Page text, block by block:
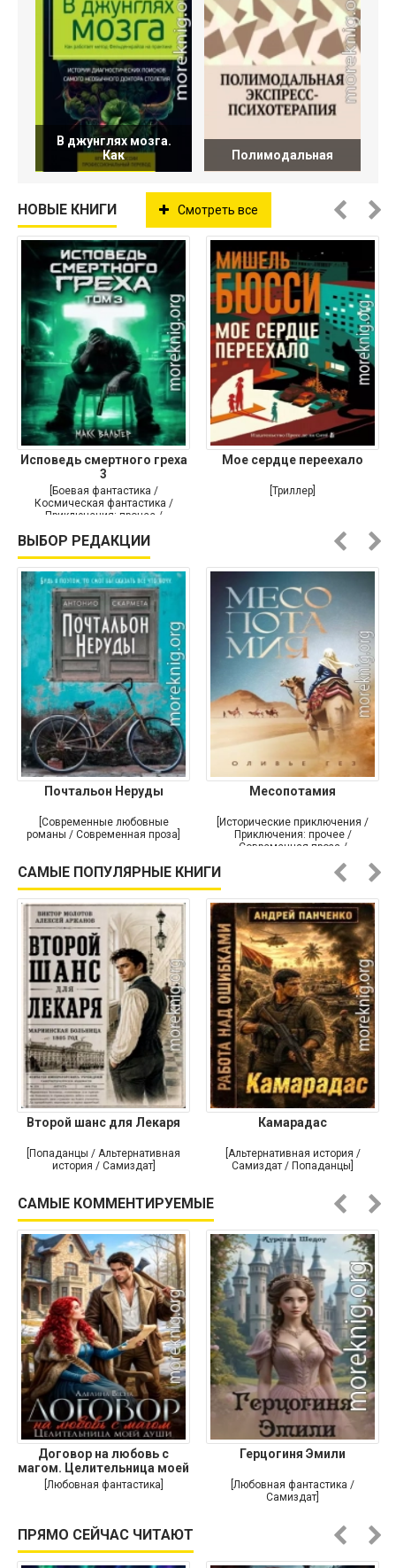
В джунглях мозга.
Как
Полимодальная
НОВЫЕ КНИГИ Смотреть все
Исповедь смертного греха
3
[Боевая фантастика /
Космическая фантастика /
Приключения: прочее /
Мое сердце переехало
[Триллер]
ВЫБОР РЕДАКЦИИ
Почтальон Неруды
[Современные любовные
романы / Современная проза]
Месопотамия
[Исторические приключения /
Приключения: прочее /
Современная проза /
САМЫЕ ПОПУЛЯРНЫЕ КНИГИ
Второй шанс для Лекаря
[Попаданцы / Альтернативная
история / Самиздат]
Камарадас
[Альтернативная история /
Самиздат / Попаданцы]
САМЫЕ КОММЕНТИРУЕМЫЕ
Договор на любовь с
магом. Целительница моей
души
[Любовная фантастика]
Герцогиня Эмили
[Любовная фантастика /
Самиздат]
ПРЯМО СЕЙЧАС ЧИТАЮТ